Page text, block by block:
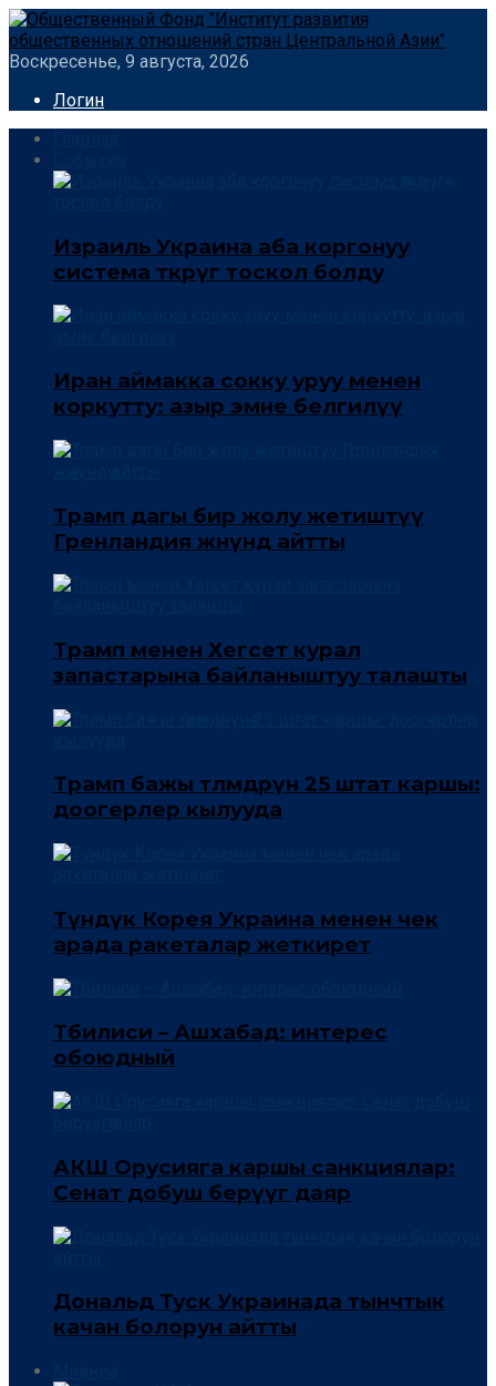
Воскресенье, 9 августа, 2026
Логин
Израиль Украина аба коргонуу
система өткөрүгө тоскол болду
Иран аймакка сокку уруу менен
коркутту: азыр эмне белгилүү
Трамп дагы бир жолу жетиштүү
Гренландия жөнүндө айтты
Трамп менен Хегсет курал
запастарына байланыштуу талашты
Трамп бажы төлөмдөрүнө 25 штат каршы:
доогерлер кылууда
Түндүк Корея Украина менен чек
арада ракеталар жеткирет
Тбилиси – Ашхабад: интерес
обоюдный
АКШ Орусияга каршы санкциялар:
Сенат добуш берүүгө даяр
Дональд Туск Украинада тынчтык
качан болорун айтты